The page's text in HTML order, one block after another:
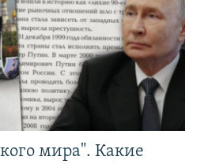
мира". Какие